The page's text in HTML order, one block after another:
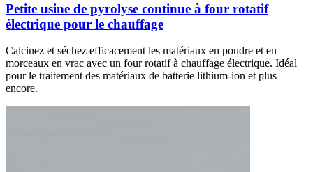
Petite usine de pyrolyse continue à four rotatif
électrique pour le chauffage
Calcinez et séchez efficacement les matériaux en poudre et en
morceaux en vrac avec un four rotatif à chauffage électrique. Idéal
pour le traitement des matériaux de batterie lithium-ion et plus
encore.